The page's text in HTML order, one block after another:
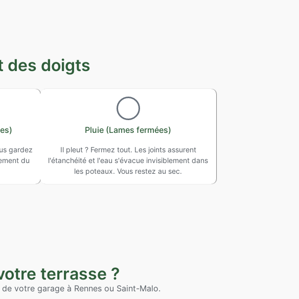
des doigts
gardez
du
Pluie (Lames fermées)
Il pleut ? Fermez tout. Les joints assurent
l'étanchéité et l'eau s'évacue invisiblement dans
les poteaux. Vous restez au sec.
terrasse ?
votre garage à Rennes ou Saint-Malo.